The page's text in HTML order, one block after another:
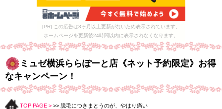
[PR] この広告は3ヶ月以上更新がないため表示されています。
ホームページを更新後24時間以内に表示されなくなります。
ミュゼ横浜ららぽーと店《ネット予約限定》お得
なキャンペーン！
TOP PAGE > >> 脱毛につきまとうのが、やはり痛い